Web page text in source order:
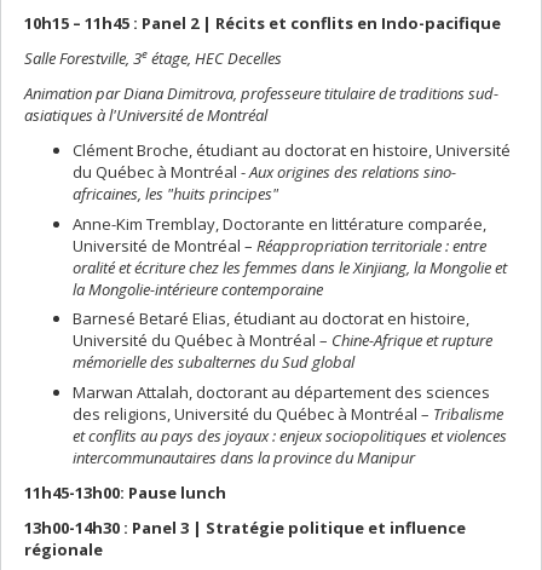
10h15 – 11h45 : Panel 2 | Récits et conflits en Indo-pacifique
Salle Forestville, 3e étage, HEC Decelles
Animation par Diana Dimitrova, professeure titulaire de traditions sud-
asiatiques à l'Université de Montréal
Clément Broche, étudiant au doctorat en histoire, Université
du Québec à Montréal -Aux origines des relations sino-
africaines, les "huits principes"
Anne-Kim Tremblay, Doctorante en littérature comparée,
Université de Montréal – Réappropriation territoriale : entre
oralité et écriture chez les femmes dans le Xinjiang, la Mongolie et
la Mongolie-intérieure contemporaine
Barnesé Betaré Elias, étudiant au doctorat en histoire,
Université du Québec à Montréal – Chine-Afrique et rupture
mémorielle des subalternes du Sud global
Marwan Attalah, doctorant au département des sciences
des religions, Université du Québec à Montréal – Tribalisme
et conflits au pays des joyaux : enjeux sociopolitiques et violences
intercommunautaires dans la province du Manipur
11h45-13h00: Pause lunch
13h00-14h30 : Panel 3 | Stratégie politique et influence
régionale